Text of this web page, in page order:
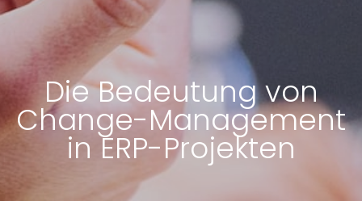
Die Bedeutung von
Change-Management
in ERP-Projekten